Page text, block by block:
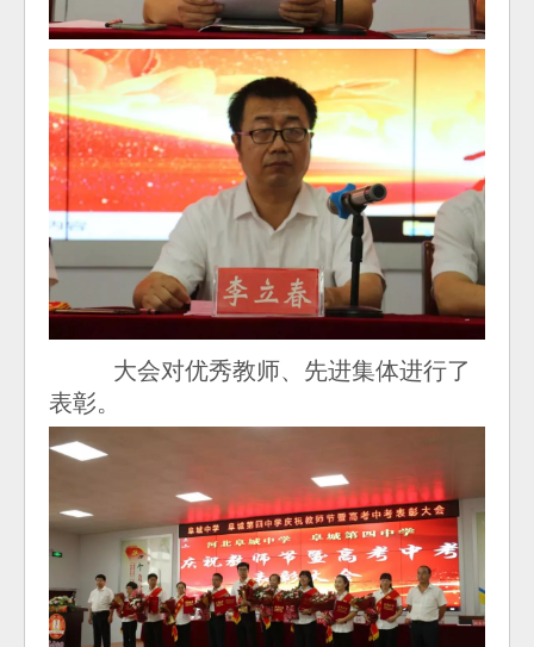
大会对优秀教师、先进集体进行了
表彰。